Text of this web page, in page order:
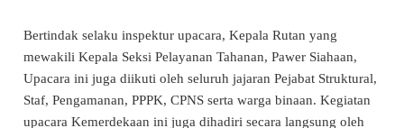
Bertindak selaku inspektur upacara, Kepala Rutan yang
mewakili Kepala Seksi Pelayanan Tahanan, Pawer Siahaan,
Upacara ini juga diikuti oleh seluruh jajaran Pejabat Struktural,
Staf, Pengamanan, PPPK, CPNS serta warga binaan. Kegiatan
upacara Kemerdekaan ini juga dihadiri secara langsung oleh